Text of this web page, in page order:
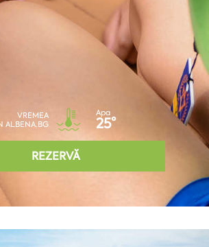
VREMEA
ALBENA.BG
Apa
25°
REZERVĂ